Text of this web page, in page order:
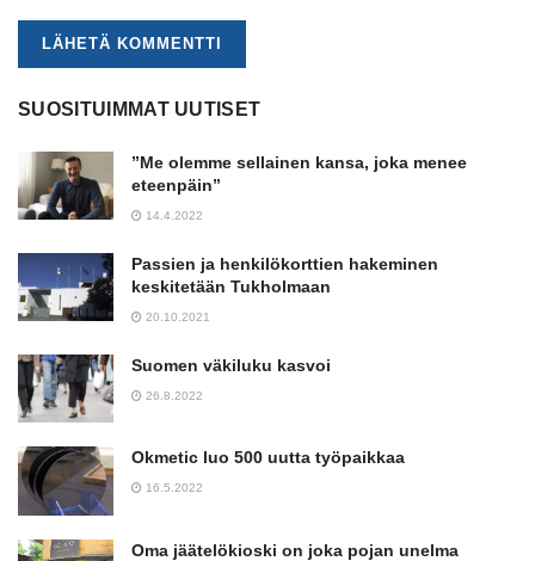
SUOSITUIMMAT UUTISET
”Me olemme sellainen kansa, joka menee
eteenpäin”
14.4.2022
Passien ja henkilökorttien hakeminen
keskitetään Tukholmaan
20.10.2021
Suomen väkiluku kasvoi
26.8.2022
Okmetic luo 500 uutta työpaikkaa
16.5.2022
Oma jäätelökioski on joka pojan unelma